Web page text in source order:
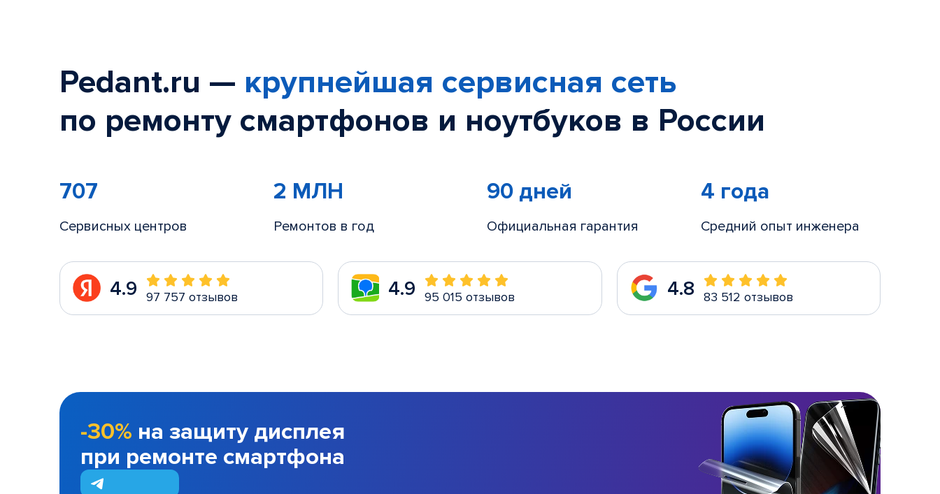
Pedant.ru — крупнейшая сервисная сеть
по ремонту смартфонов и ноутбуков в России
707
Сервисных центров
2 МЛН
Ремонтов в год
90 дней
Официальная гарантия
4 года
Средний опыт инженера
4.9 97 757 отзывов 4.9 95 015 отзывов 4.8 83 512 отзывов
-30% на защиту дисплея
при ремонте смартфона